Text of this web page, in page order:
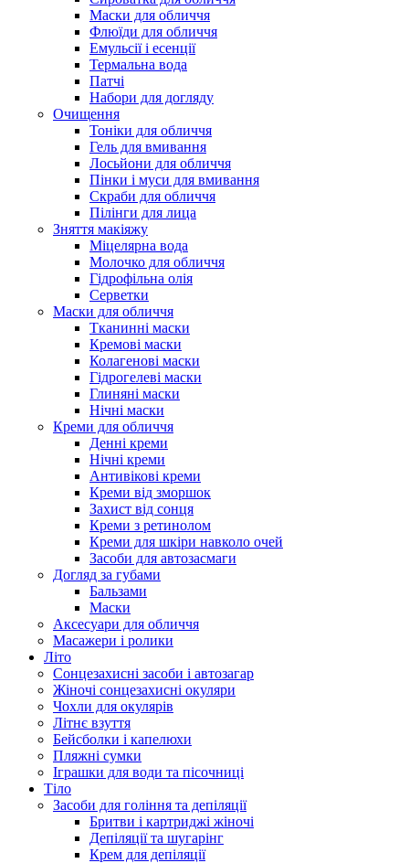
Маски для обличчя
Флюїди для обличчя
Емульсії і есенції
Термальна вода
Патчі
Набори для догляду
Очищення
Тоніки для обличчя
Гель для вмивання
Лосьйони для обличчя
Пінки і муси для вмивання
Скраби для обличчя
Пілінги для лица
Зняття макіяжу
Міцелярна вода
Молочко для обличчя
Гідрофільна олія
Серветки
Маски для обличчя
Тканинні маски
Кремові маски
Колагенові маски
Гідрогелеві маски
Глиняні маски
Нічні маски
Креми для обличчя
Денні креми
Нічні креми
Антивікові креми
Креми від зморшок
Захист від сонця
Креми з ретинолом
Креми для шкіри навколо очей
Засоби для автозасмаги
Догляд за губами
Бальзами
Маски
Аксесуари для обличчя
Масажери і ролики
Літо
Сонцезахисні засоби і автозагар
Жіночі сонцезахисні окуляри
Чохли для окулярів
Літнє взуття
Бейсболки і капелюхи
Пляжні сумки
Іграшки для води та пісочниці
Тіло
Засоби для гоління та депіляції
Бритви і картриджі жіночі
Депіляції та шугарінг
Крем для депіляції